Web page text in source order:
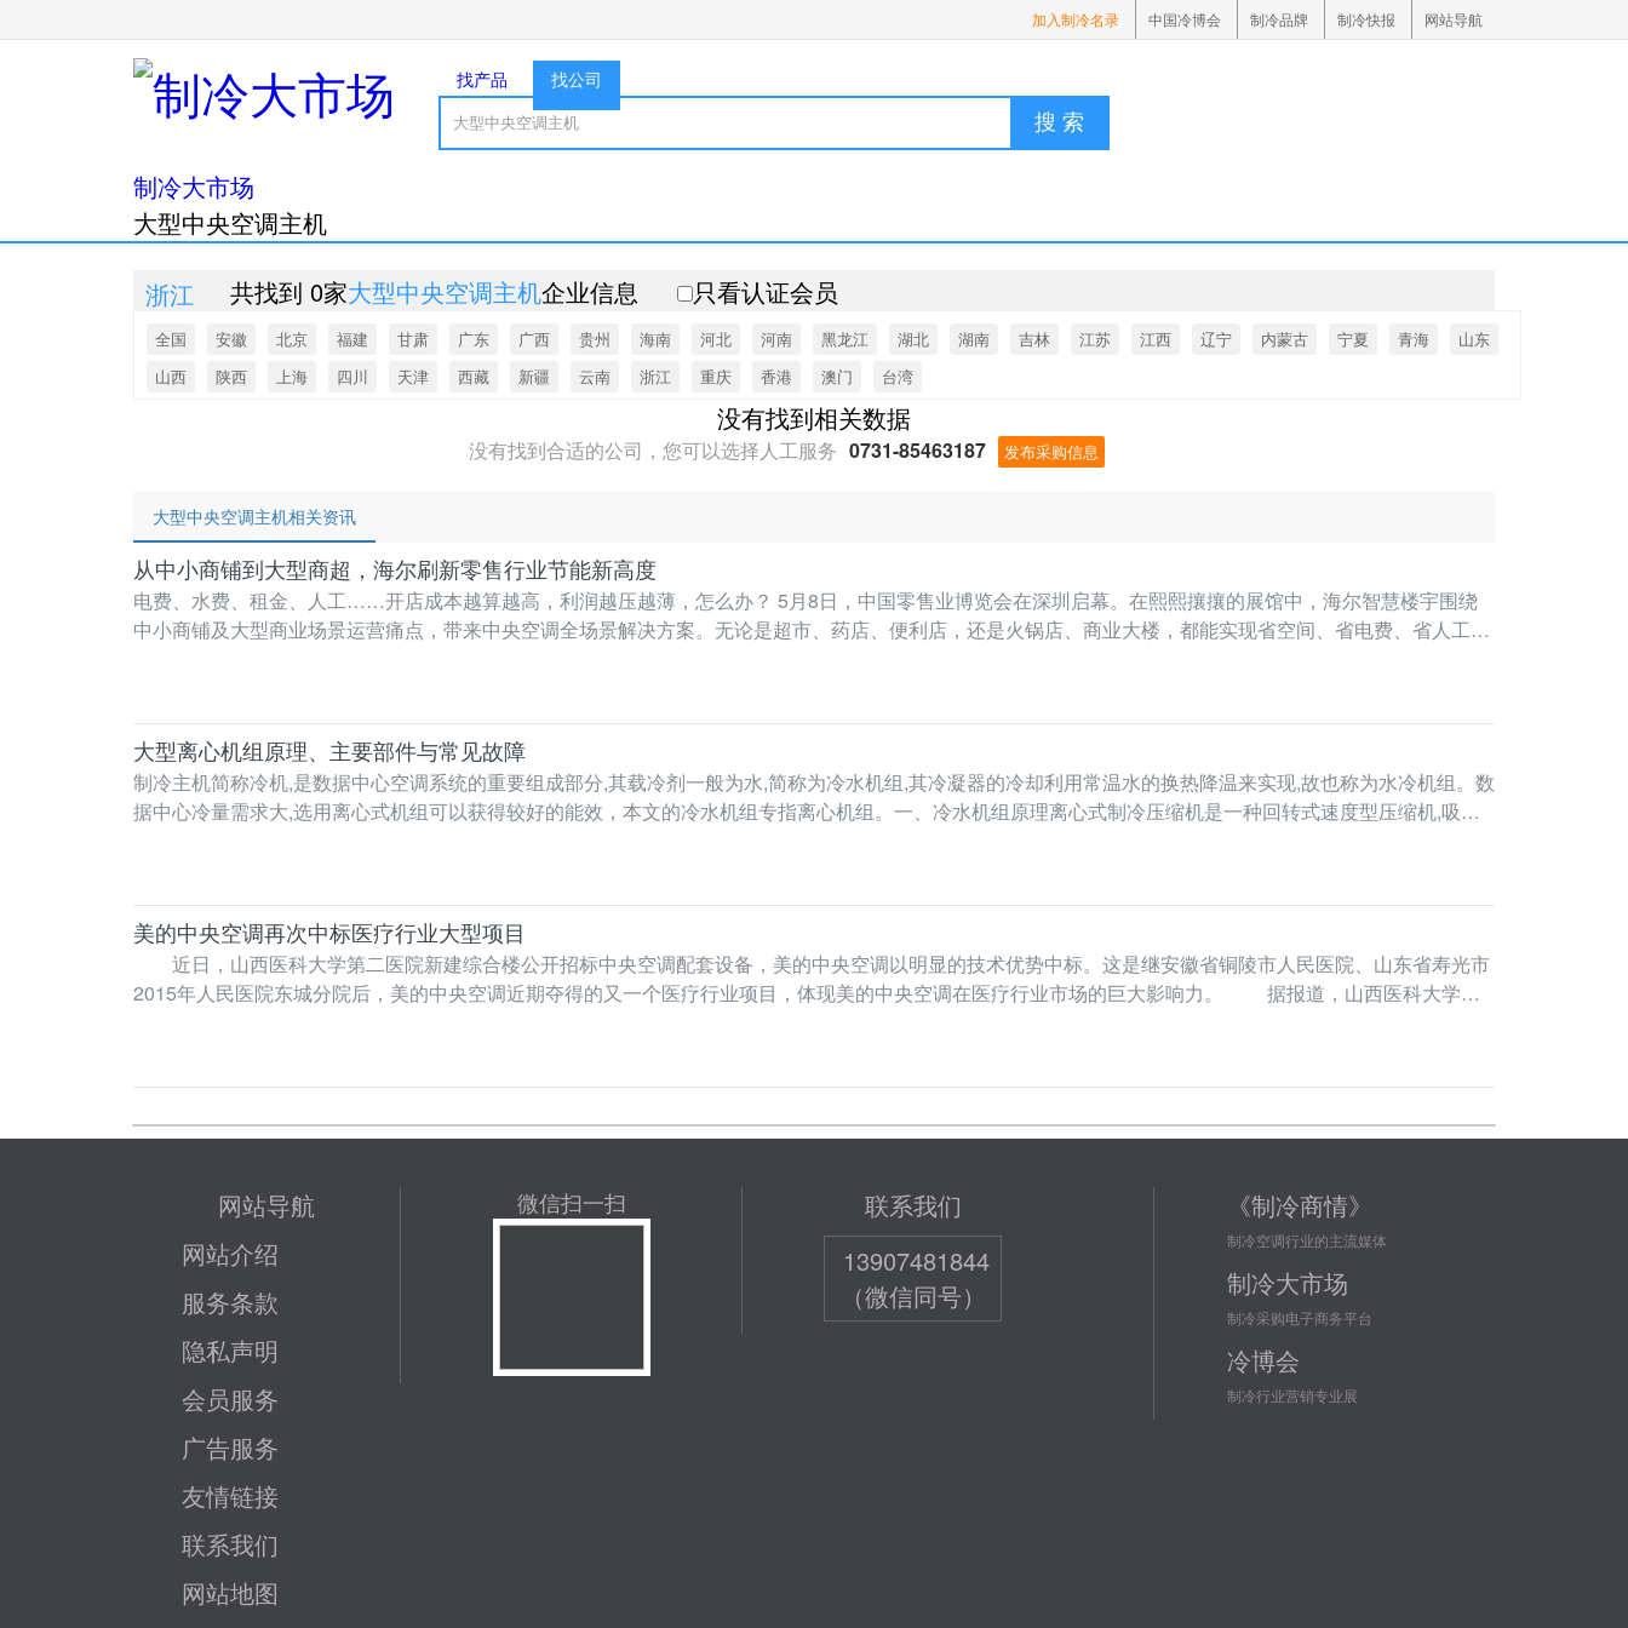
加入制冷名录 中国冷博会 制冷品牌 制冷快报 网站导航
找产品
找公司
搜 索
制冷大市场
大型中央空调主机
共找到 0家大型中央空调主机企业信息 只看认证会员
浙江
全国 安徽 北京 福建 甘肃 广东 广西 贵州 海南 河北 河南 黑龙江 湖北 湖南 吉林 江苏 江西 辽宁 内蒙古 宁夏 青海
山东
山西
陕西 上海 四川 天津 西藏 新疆 云南 浙江 重庆 香港 澳门 台湾
没有找到相关数据
没有找到合适的公司，您可以选择人工服务 0731-85463187 发布采购信息
大型中央空调主机相关资讯
从中小商铺到大型商超，海尔刷新零售行业节能新高度
电费、水费、租金、人工……开店成本越算越高，利润越压越薄，怎么办？ 5月8日，中国零售业博览会在深圳启幕。在熙熙攘攘的展馆中，海尔智慧楼宇围绕
中小商铺及大型商业场景运营痛点，带来中央空调全场景解决方案。无论是超市、药店、便利店，还是火锅店、商业大楼，都能实现省空间、省电费、省人工
大型离心机组原理、主要部件与常见故障
制冷主机简称冷机,是数据中心空调系统的重要组成部分,其载冷剂一般为水,简称为冷水机组,其冷凝器的冷却利用常温水的换热降温来实现,故也称为水冷机组。数
据中心冷量需求大,选用离心式机组可以获得较好的能效，本文的冷水机组专指离心机组。一、冷水机组原理离心式制冷压缩机是一种回转式速度型压缩机,吸气
美的中央空调再次中标医疗行业大型项目
近日，山西医科大学第二医院新建综合楼公开招标中央空调配套设备，美的中央空调以明显的技术优势中标。这是继安徽省铜陵市人民医院、山东省寿光市
2015年人民医院东城分院后，美的中央空调近期夺得的又一个医疗行业项目，体现美的中央空调在医疗行业市场的巨大影响力。 据报道，山西医科大学第
网站导航
网站介绍
服务条款
隐私声明
会员服务
广告服务
友情链接
联系我们
网站地图
微信扫一扫
联系我们
13907481844
（微信同号）
《制冷商情》
制冷空调行业的主流媒体
制冷大市场
制冷采购电子商务平台
冷博会
制冷行业营销专业展